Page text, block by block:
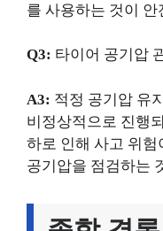
를 사용하는 것이 안
Q3: 타이어 공기압
A3: 적정 공기압 유
비정상적으로 진행
하로 인해 사고 위험
공기압을 점검하는